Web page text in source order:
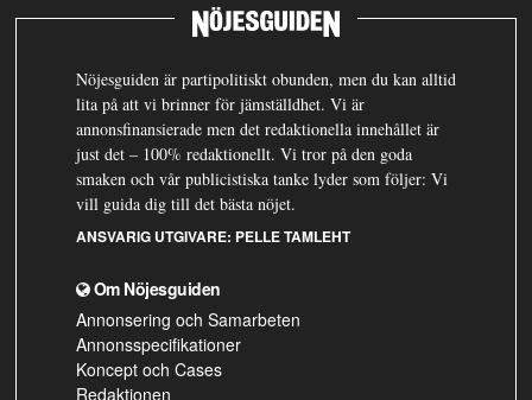
Nöjesguiden är partipolitiskt obunden, men du kan alltid
lita på att vi brinner för jämställdhet. Vi är
annonsfinansierade men det redaktionella innehållet är
just det – 100% redaktionellt. Vi tror på den goda
smaken och vår publicistiska tanke lyder som följer: Vi
vill guida dig till det bästa nöjet.
ANSVARIG UTGIVARE: PELLE TAMLEHT
Om Nöjesguiden
Annonsering och Samarbeten
Annonsspecifikationer
Koncept och Cases
Redaktionen